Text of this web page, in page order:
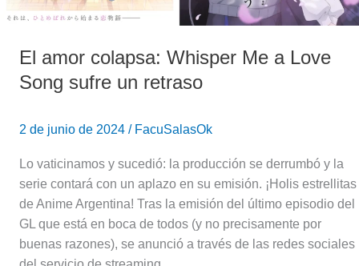
El amor colapsa: Whisper Me a Love
Song sufre un retraso
2 de junio de 2024 / FacuSalasOk
Lo vaticinamos y sucedió: la producción se derrumbó y la
serie contará con un aplazo en su emisión. ¡Holis estrellitas
de Anime Argentina! Tras la emisión del último episodio del
GL que está en boca de todos (y no precisamente por
buenas razones), se anunció a través de las redes sociales